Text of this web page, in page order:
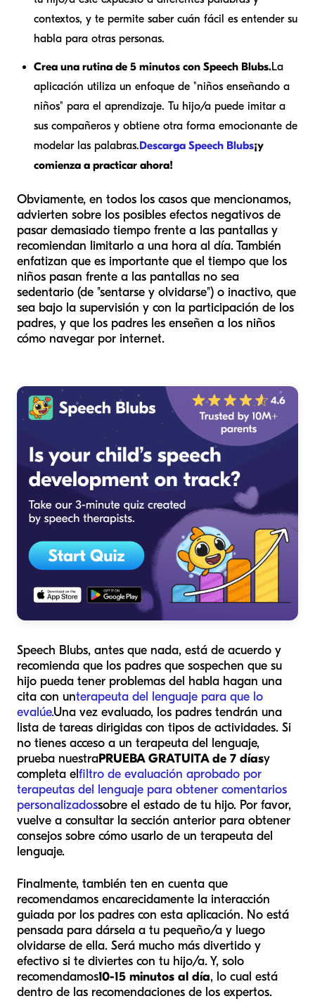
contextos, y te permite saber cuán fácil es entender su
habla para otras personas.
Crea una rutina de 5 minutos con Speech Blubs.La
aplicación utiliza un enfoque de "niños enseñando a
niños" para el aprendizaje. Tu hijo/a puede imitar a
sus compañeros y obtiene otra forma emocionante de
modelar las palabras.Descarga Speech Blubs¡y
comienza a practicar ahora!
Obviamente, en todos los casos que mencionamos,
advierten sobre los posibles efectos negativos de
pasar demasiado tiempo frente a las pantallas y
recomiendan limitarlo a una hora al día. También
enfatizan que es importante que el tiempo que los
niños pasan frente a las pantallas no sea
sedentario (de "sentarse y olvidarse") o inactivo, que
sea bajo la supervisión y con la participación de los
padres, y que los padres les enseñen a los niños
cómo navegar por internet.
Speech Blubs, antes que nada, está de acuerdo y
recomienda que los padres que sospechen que su
hijo pueda tener problemas del habla hagan una
cita con unterapeuta del lenguaje para que lo
evalúe.Una vez evaluado, los padres tendrán una
lista de tareas dirigidas con tipos de actividades. Si
no tienes acceso a un terapeuta del lenguaje,
prueba nuestraPRUEBA GRATUITA de 7 díasy
completa elfiltro de evaluación aprobado por
terapeutas del lenguaje para obtener comentarios
personalizadossobre el estado de tu hijo. Por favor,
vuelve a consultar la sección anterior para obtener
consejos sobre cómo usarlo de un terapeuta del
lenguaje.
Finalmente, también ten en cuenta que
recomendamos encarecidamente la interacción
guiada por los padres con esta aplicación. No está
pensada para dársela a tu pequeño/a y luego
olvidarse de ella. Será mucho más divertido y
efectivo si te diviertes con tu hijo/a. Y, solo
recomendamos10-15 minutos al día, lo cual está
dentro de las recomendaciones de los expertos.